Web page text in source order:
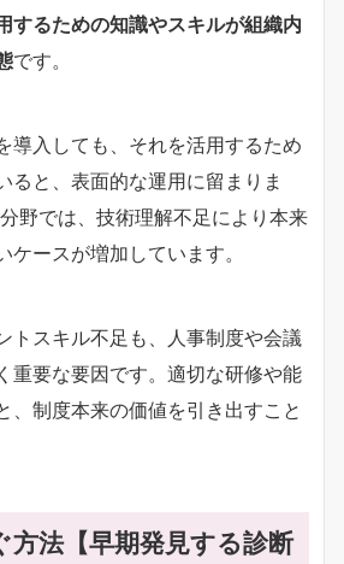
するための知識やスキルが組織内
です。
導入しても、それを活用するため
ると、表面的な運用に留まりま
野では、技術理解不足により本来
ケースが増加しています。
トスキル不足も、人事制度や会議
重要な要因です。適切な研修や能
、制度本来の価値を引き出すこと
方法【早期発見する診断